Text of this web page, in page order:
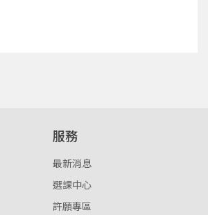
重設密碼
確定
取消
服務
最新消息
選課中心
許願專區